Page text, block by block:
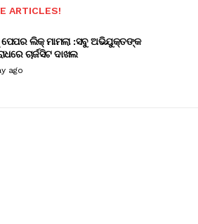
ARTICLES!
ଲିକ୍ ମାମଲା :ସବୁ ଅଭିଯୁକ୍ତଙ୍କ
ଚାର୍ଜସିଟ ଦାଖଲ
ago